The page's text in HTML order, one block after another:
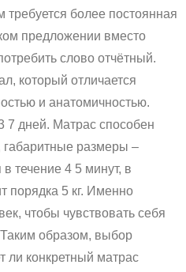
более постоянная
предложении вместо
слово отчётный.
который отличается
и анатомичностью.
7 дней. Матрас способен
габаритные размеры –
течение 4 5 минут, в
порядка 5 кг. Именно
чтобы чувствовать себя
образом, выбор
ли конкретный матрас